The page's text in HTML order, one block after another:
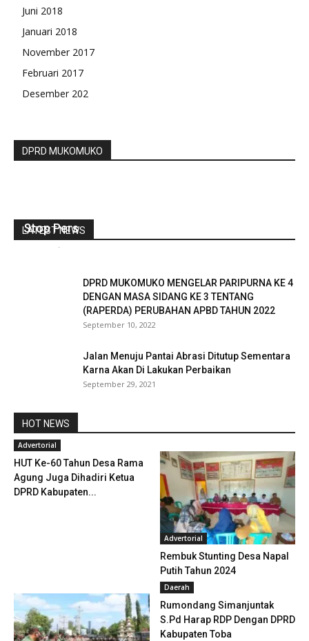
Juni 2018
Januari 2018
November 2017
Februari 2017
Desember 202
DPRD MUKOMUKO
LATEST NEWS
Stop Pers
-
DPRD MUKOMUKO MENGELAR PARIPURNA KE 4
DENGAN MASA SIDANG KE 3 TENTANG
(RAPERDA) PERUBAHAN APBD TAHUN 2022
September 10, 2022
Jalan Menuju Pantai Abrasi Ditutup Sementara
Karna Akan Di Lakukan Perbaikan
September 29, 2021
HOT NEWS
Advertorial
HUT Ke-60 Tahun Desa Rama
Agung Juga Dihadiri Ketua
DPRD Kabupaten...
Advertorial
Rembuk Stunting Desa Napal
Putih Tahun 2024
Daerah
Rumondang Simanjuntak
S.Pd Harap RDP Dengan DPRD
Kabupaten Toba